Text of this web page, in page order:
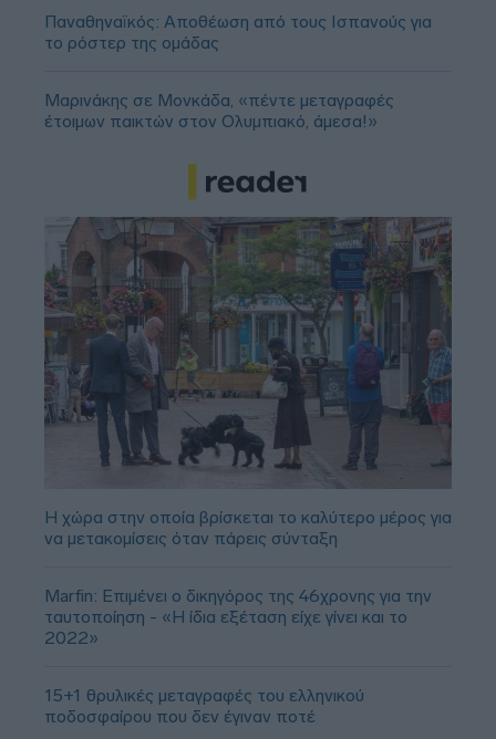
Παναθηναϊκός: Αποθέωση από τους Ισπανούς για
το ρόστερ της ομάδας
Μαρινάκης σε Μονκάδα, «πέντε μεταγραφές
έτοιμων παικτών στον Ολυμπιακό, άμεσα!»
Η χώρα στην οποία βρίσκεται το καλύτερο μέρος για
να μετακομίσεις όταν πάρεις σύνταξη
Marfin: Επιμένει ο δικηγόρος της 46χρονης για την
ταυτοποίηση - «Η ίδια εξέταση είχε γίνει και το
2022»
15+1 θρυλικές μεταγραφές του ελληνικού
ποδοσφαίρου που δεν έγιναν ποτέ